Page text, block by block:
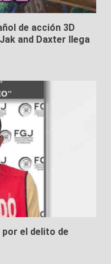
de acción 3D
and Daxter llega
por el delito de